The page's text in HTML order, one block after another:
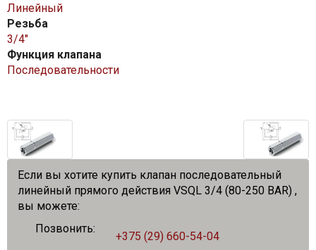
Линейный
Резьба
3/4″
Функция клапана
Последовательности
Если вы хотите купить клапан последовательный
линейный прямого действия VSQL 3/4 (80-250 BAR) ,
вы можете:
Позвонить:
+375 (29) 660-54-04